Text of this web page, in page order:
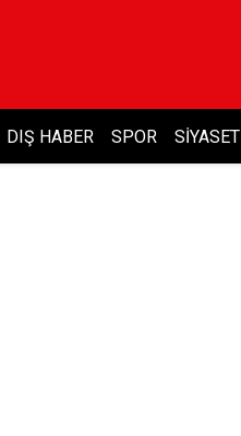
DIŞ HABER SPOR SIYASET